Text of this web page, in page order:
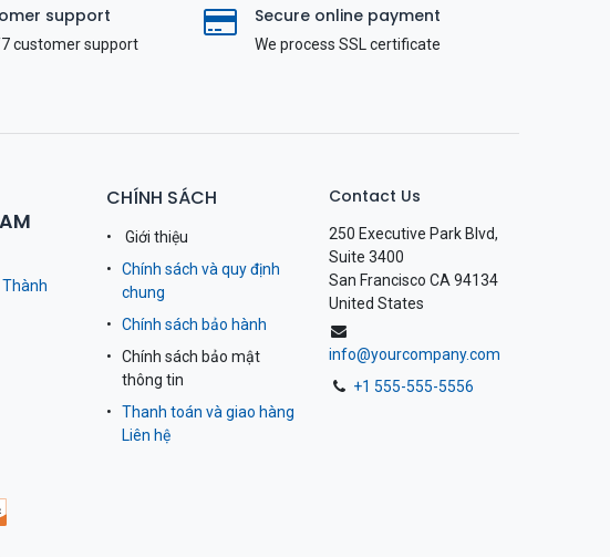
support
customer support
Secure online payment
We process SSL сertificate
CHÍNH SÁCH
Giới thiệu
Chính sách và quy định
chung
Chính sách bảo hành
Chính sách bảo mật
thông tin
Thanh toán và giao hàng
Liên hệ
Contact Us
250 Executive Park Blvd,
Suite 3400
San Francisco CA 94134
United States
info@yourcompany.com
+1 555-555-5556